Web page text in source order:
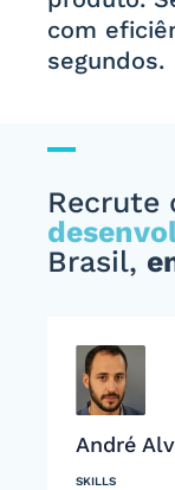
com
segundos.
Recrute
Brasil,
André
SKILLS